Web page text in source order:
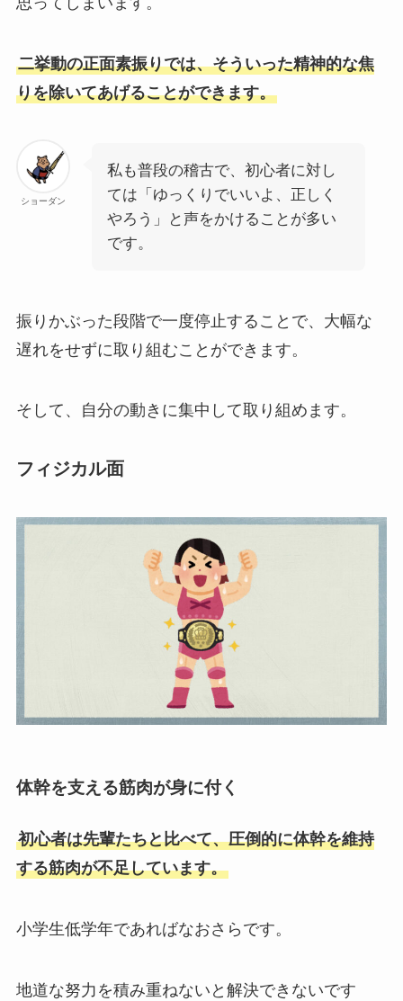
二挙動の正面素振りでは、そういった精神的な焦
りを除いてあげることができます。
ショーダン
私も普段の稽古で、初心者に対し
ては「ゆっくりでいいよ、正しく
やろう」と声をかけることが多い
です。
振りかぶった段階で一度停止することで、大幅な
遅れをせずに取り組むことができます。
そして、自分の動きに集中して取り組めます。
フィジカル面
体幹を支える筋肉が身に付く
初心者は先輩たちと比べて、圧倒的に体幹を維持
する筋肉が不足しています。
小学生低学年であればなおさらです。
地道な努力を積み重ねないと解決できないです